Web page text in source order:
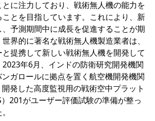
に注力しており、戦術無人機の能力を
とを目指しています。これにより、新
、予測期間中に成長を促進することが期
界的に著名な戦術無人機製造業者は、
提携して新しい戦術無人機を開発して
年6月、インドの防衛研究開発機関
ンガロールに拠点を置く航空機開発機関
開発した高度監視用の戦術空中プラット
）201がユーザー評価試験の準備が整っ